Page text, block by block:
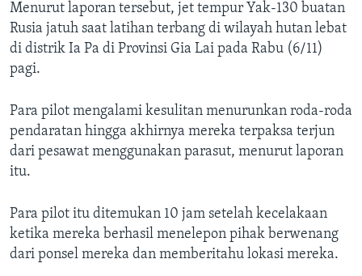
Menurut laporan tersebut, jet tempur Yak-130 buatan
Rusia jatuh saat latihan terbang di wilayah hutan lebat
di distrik Ia Pa di Provinsi Gia Lai pada Rabu (6/11)
pagi.
Para pilot mengalami kesulitan menurunkan roda-roda
pendaratan hingga akhirnya mereka terpaksa terjun
dari pesawat menggunakan parasut, menurut laporan
itu.
Para pilot itu ditemukan 10 jam setelah kecelakaan
ketika mereka berhasil menelepon pihak berwenang
dari ponsel mereka dan memberitahu lokasi mereka.